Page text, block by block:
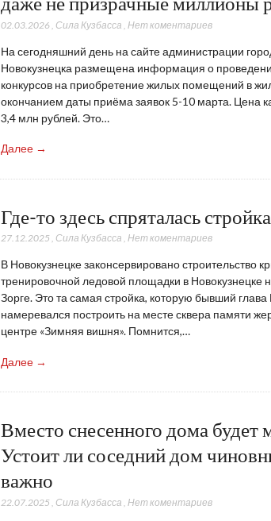
02.03.2026 Сила Кузбасса Нет коментариев
На сегодняшний день на сайте администрации
Новокузнецка размещена информация о
конкурсов на приобретение жилых помещений в
окончанием даты приёма заявок 5-10 марта. Цена
3,4 млн рублей. Это…
Далее →
Где-то здесь спряталась стройка
27.12.2025 , Сила Кузбасса , Нет коментариев
В Новокузнецке законсервировано строительство
тренировочной ледовой площадки в Новокузнецке
Зорге. Это та самая стройка, которую бывший глава
намеревался построить на месте сквера памяти
центре «Зимняя вишня». Помнится,…
Далее →
Вместо снесенного дома будет
Устоит ли соседний дом
важно
22.07.2025 , Сила Кузбасса , Нет коментариев